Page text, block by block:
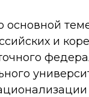
основной
и